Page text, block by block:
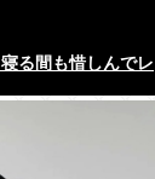
る間も惜しんでレ